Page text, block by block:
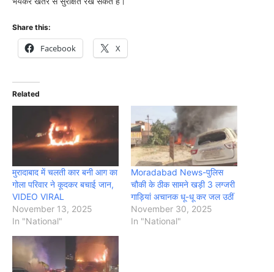
Share this:
Facebook X
Related
मुरादाबाद में चलती कार बनी आग का
गोला परिवार ने कूदकर बचाई जान,
VIDEO VIRAL
November 13, 2025
In "National"
Moradabad News-पुलिस
चौकी के ठीक सामने खड़ी 3 लग्जरी
गाड़ियां अचानक धू-धू कर जल उठीं
November 30, 2025
In "National"